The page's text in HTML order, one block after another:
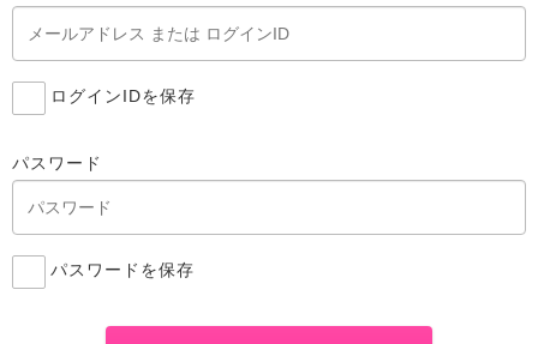
ログインIDを保存
パスワード
パスワードを保存